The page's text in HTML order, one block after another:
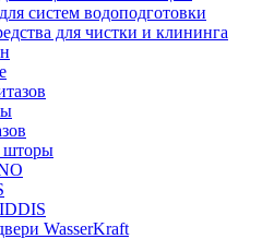
систем водоподготовки
для чистки и клининга
шторы
WasserKraft